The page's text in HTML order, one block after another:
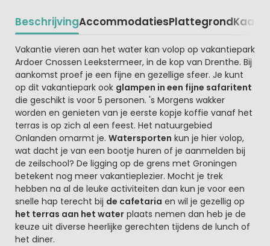
BeschrijvingAccommodatiesPlattegrondKaart
Beschrijving
Vakantie vieren aan het water kan volop op vakantiepark
Ardoer Cnossen Leekstermeer, in de kop van Drenthe. Bij
aankomst proef je een fijne en gezellige sfeer. Je kunt
op dit vakantiepark ook glampen in een fijne safaritent
die geschikt is voor 5 personen. 's Morgens wakker
worden en genieten van je eerste kopje koffie vanaf het
terras is op zich al een feest. Het natuurgebied
Onlanden omarmt je. Watersporten kun je hier volop,
wat dacht je van een bootje huren of je aanmelden bij
de zeilschool? De ligging op de grens met Groningen
betekent nog meer vakantieplezier. Mocht je trek
hebben na al de leuke activiteiten dan kun je voor een
snelle hap terecht bij de cafetaria en wil je gezellig op
het terras aan het waterplaats nemen dan heb je de
keuze uit diverse heerlijke gerechten tijdens de lunch of
het diner.